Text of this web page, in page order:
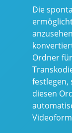
Die
Ordner
festlegen,
diesen